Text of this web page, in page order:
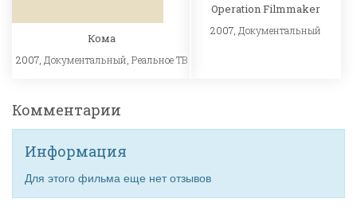
Кома
2007, Документальный, Реальное ТВ
Operation Filmmaker
2007, Документальный
Комментарии
Информация
Для этого фильма еще нет отзывов